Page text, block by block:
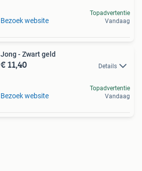
Bezoek website
Topadvertentie
Vandaag
Jong - Zwart geld
€ 11,40 Details
Bezoek website
Topadvertentie
Vandaag